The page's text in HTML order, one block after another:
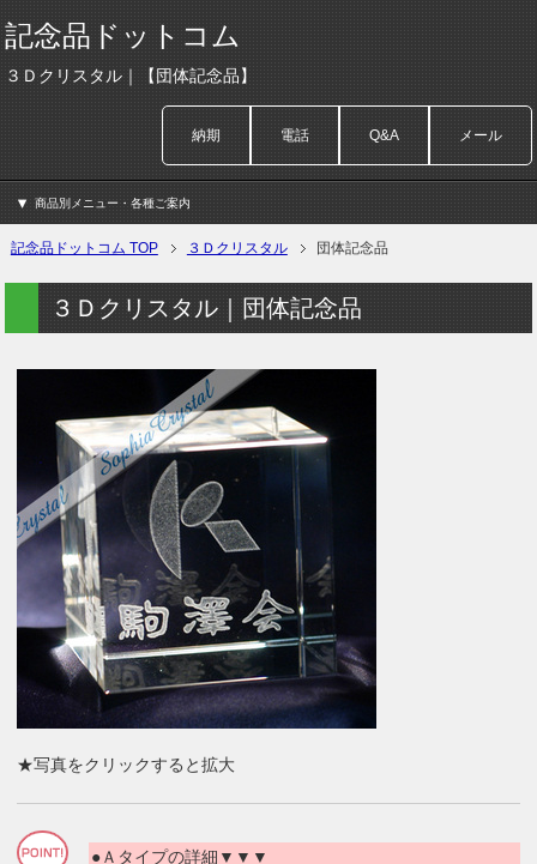
記念品ドットコム
３Ｄクリスタル｜【団体記念品】
納期 電話 Q&A メール
商品別メニュー・各種ご案内
記念品ドットコム TOP ３Ｄクリスタル 団体記念品
３Ｄクリスタル｜団体記念品
★写真をクリックすると拡大
●Ａタイプの詳細▼▼▼